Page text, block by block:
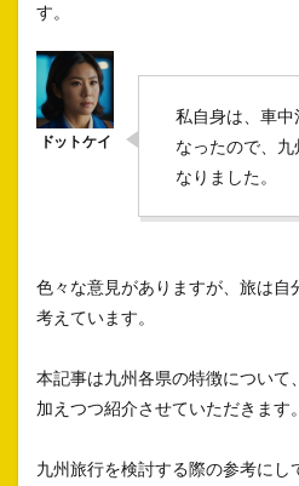
す。
私自身は、車
なったので、
なりました。
色々な意見がありますが、旅は自
考えています。
本記事は九州各県の特徴について
加えつつ紹介させていただきます。
九州旅行を検討する際の参考にし